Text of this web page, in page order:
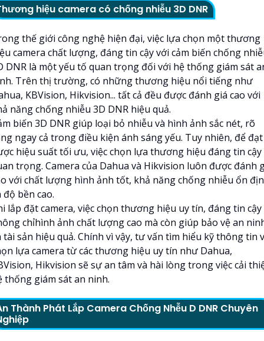
hiệu camera có chống nhiễu 3D DNR
thế giới công nghệ hiện đại, việc lựa chọn một thương
camera chất lượng, đáng tin cậy với cảm biến chống
DNR là một yếu tố quan trọng đối với hệ thống giám sát
Trên thị trường, có những thương hiệu nổi tiếng như
KBVision, Hikvision... tất cả đều được đánh giá cao với
năng chống nhiễu 3D DNR hiệu quả.
biến 3D DNR giúp loại bỏ nhiễu và hình ảnh sắc nét, rõ
ngay cả trong điều kiện ánh sáng yếu. Tuy nhiên, để đạt
hiệu suất tối ưu, việc chọn lựa thương hiệu đáng tin cậy
trọng. Camera của Dahua và Hikvision luôn được đánh
với chất lượng hình ảnh tốt, khả năng chống nhiễu ổn
độ bền cao.
lắp đặt camera, việc chọn thương hiệu uy tín, đáng tin cậy
chỉhình ảnh chất lượng cao mà còn giúp bảo vệ an
tài sản hiệu quả. Chính vì vậy, tư vấn tìm hiểu kỹ thông tin
lựa camera từ các thương hiệu uy tín như Dahua,
Hikvision sẽ sự an tâm và hài lòng trong việc cải
thống giám sát an ninh.
Thành Phát Lắp Camera Chống Nhễu D DNR Chuyên